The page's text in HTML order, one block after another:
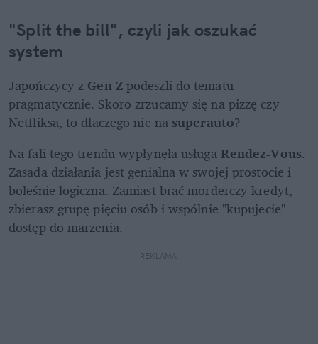
"Split the bill", czyli jak oszukać
system
Japończycy z Gen Z podeszli do tematu
pragmatycznie. Skoro zrzucamy się na pizzę czy
Netfliksa, to dlaczego nie na superauto?
Na fali tego trendu wypłynęła usługa Rendez-Vous.
Zasada działania jest genialna w swojej prostocie i
boleśnie logiczna. Zamiast brać morderczy kredyt,
zbierasz grupę pięciu osób i wspólnie "kupujecie"
dostęp do marzenia.
REKLAMA